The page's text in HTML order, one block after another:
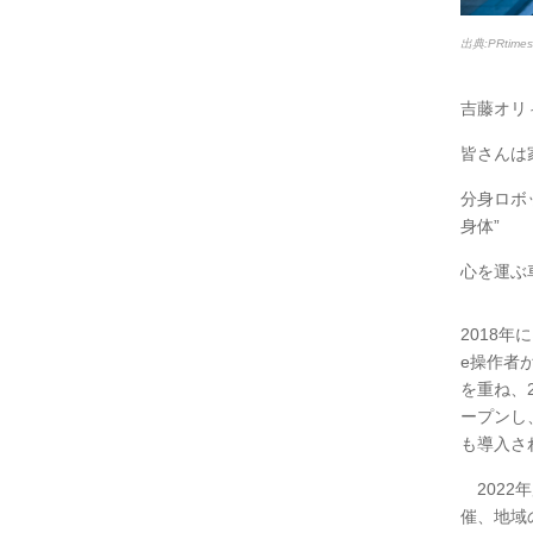
出典
吉藤オリ
皆さんは
分身ロボ
身体”
心を運ぶ
2018年
e操作者
を重ね、
ープンし
も導入
2022年
催、地域